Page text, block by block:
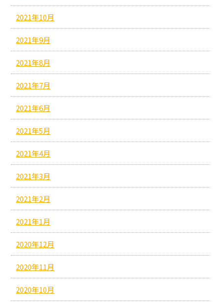
2021年10月
2021年9月
2021年8月
2021年7月
2021年6月
2021年5月
2021年4月
2021年3月
2021年2月
2021年1月
2020年12月
2020年11月
2020年10月